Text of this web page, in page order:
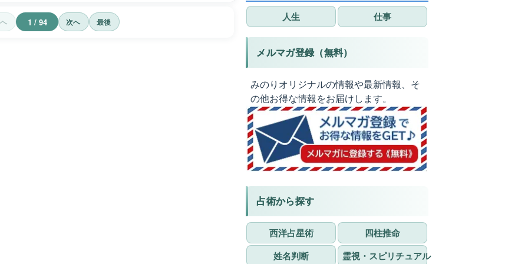
1 / 94 次へ 最後 人生 仕事
メルマガ登録（無料）
みのりオリジナルの情報や最新情報、そ
の他お得な情報をお届けします。
占術から探す
西洋占星術
四柱推命
姓名判断
霊視・スピリチュアル